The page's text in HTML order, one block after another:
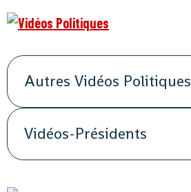
Autres Vidéos Politiques
Vidéos-Présidents